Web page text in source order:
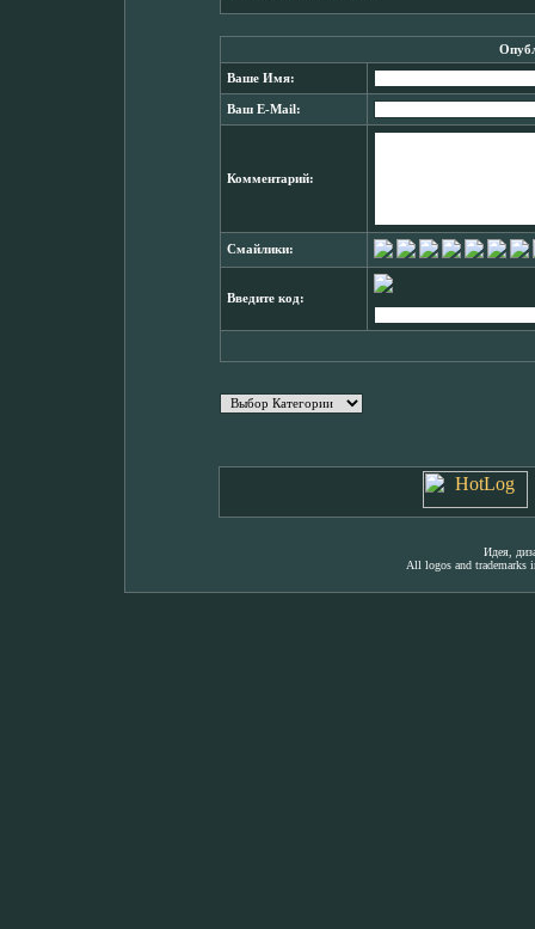
Ваше Имя:
Ваш E-Mail:
Комментарий:
Смайлики:
Введите код:
Идея,
All logos and trademarks